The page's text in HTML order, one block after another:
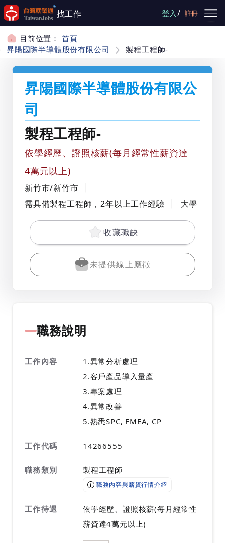
跳到主要內容
找工作 登入/ 註冊
目前位置： 首頁
昇陽國際半導體股份有限公司
製程工程師-
昇陽國際半導體股份有限公
司
製程工程師-
依學經歷、證照核薪(每月經常性薪資達
4萬元以上)
新竹市/新竹市
需具備製程工程師，2年以上工作經驗
大學
收藏職缺
未提供線上應徵
職務說明
工作內容
1.異常分析處理
2.客戶產品導入量產
3.專案處理
4.異常改善
5.熟悉SPC, FMEA, CP
工作代碼 14266555
職務類別 製程工程師
職務內容與薪資行情介紹
工作待遇
依學經歷、證照核薪(每月經常性
薪資達4萬元以上)